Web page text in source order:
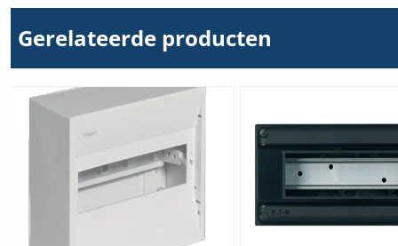
Uitvoering deksel
Food Contact Material
Nee
Nee
18x6mm²
hoeveelheid
Gerelateerde producten